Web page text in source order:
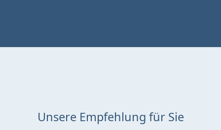
Unsere Empfehlung für Sie